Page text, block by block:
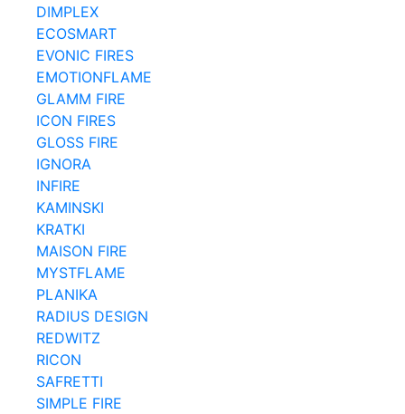
DIMPLEX
ECOSMART
EVONIC FIRES
EMOTIONFLAME
GLAMM FIRE
ICON FIRES
GLOSS FIRE
IGNORA
INFIRE
KAMINSKI
KRATKI
MAISON FIRE
MYSTFLAME
PLANIKA
RADIUS DESIGN
REDWITZ
RICON
SAFRETTI
SIMPLE FIRE